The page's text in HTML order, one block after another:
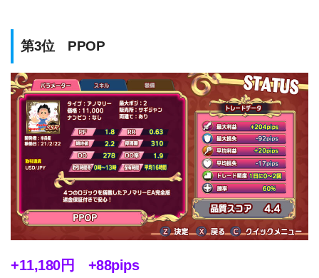
第3位 PPOP
+11,180円 +88pips